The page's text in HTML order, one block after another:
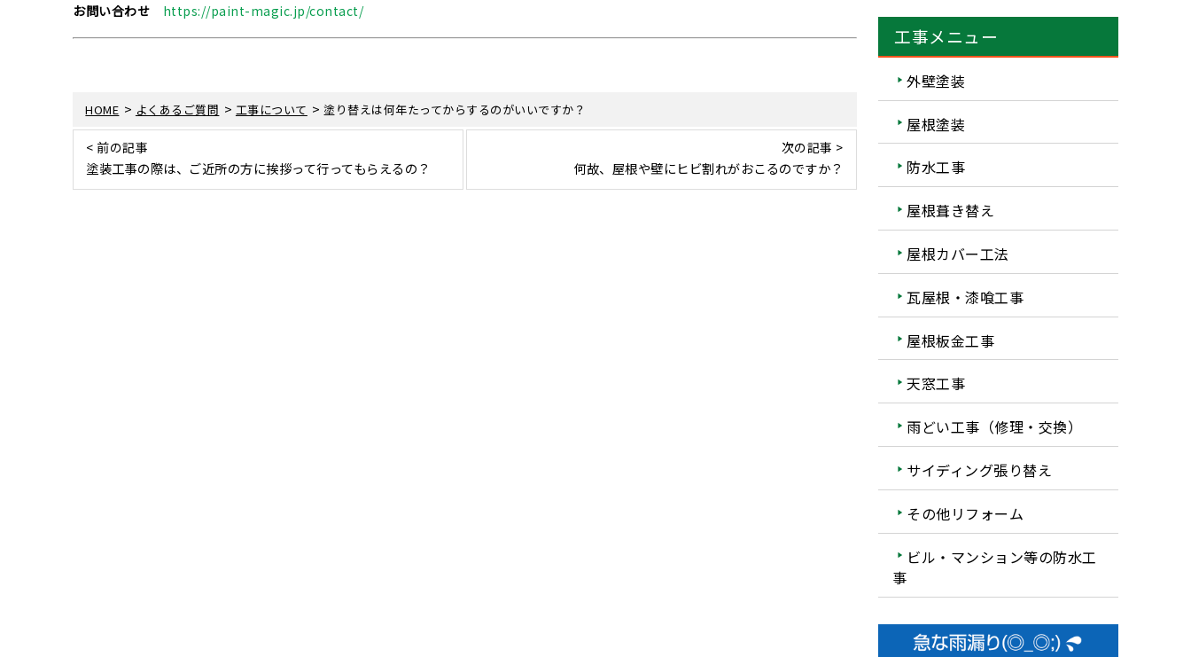
お問い合わせ
https://paint-magic.jp/contact/
HOME > よくあるご質問 > 工事について >塗り替えは何年たってからするのがいいですか？
< 前の記事
塗装工事の際は、ご近所の方に挨拶って行ってもらえるの？
次の記事 >
何故、屋根や壁にヒビ割れがおこるのですか？
工事メニュー
外壁塗装
屋根塗装
防水工事
屋根葺き替え
屋根カバー工法
瓦屋根・漆喰工事
屋根板金工事
天窓工事
雨どい工事（修理・交換）
サイディング張り替え
その他リフォーム
ビル・マンション等の防水工
事